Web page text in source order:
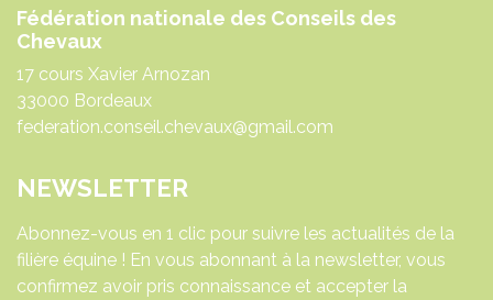
Fédération nationale des Conseils des
Chevaux
17 cours Xavier Arnozan
33000 Bordeaux
federation.conseil.chevaux@gmail.com
NEWSLETTER
Abonnez-vous en 1 clic pour suivre les actualités de la
filière équine ! En vous abonnant à la newsletter, vous
confirmez avoir pris connaissance et accepter la